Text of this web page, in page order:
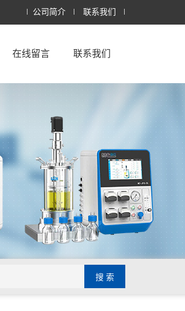
公司简介 联系我们
在线留言 联系我们